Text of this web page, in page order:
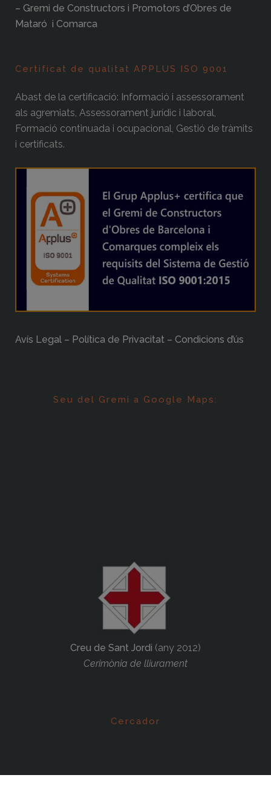
– Gremi de Constructors i Promotors d’Obres de
Mataró i Comarca
Certificat de qualitat APPLUS ISO 9001
Abast de la certificació: Informació i assessorament
als agremiats, Assessorament jurídic i laboral,
Formació continuada i ocupacional, Gestió de tràmits
i certificats.
Avís Legal – Política de Privacitat – Condicions d’ús
Seu del Gremi a Google Maps:
Creu de Sant Jordi (any 2012)
Cerimònia de lliurament
Cercador